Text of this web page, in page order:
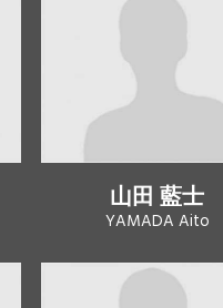
山田 藍士
YAMADA Aito